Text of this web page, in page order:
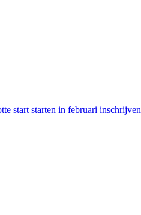
start starten in februari inschrijven